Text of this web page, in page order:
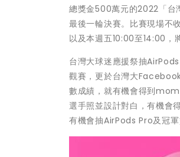
總獎金500萬元的2022「台
最後一輪決賽。比賽現場不
以及本週五10:00至14:00，
台灣大球迷應援祭抽
觀賽，更於台灣大
數成績，就有機會得到
選手照並設計對白，有機會
有機會抽AirPods Pro及冠